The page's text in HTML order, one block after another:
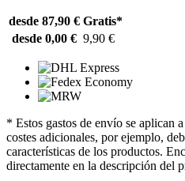
desde 87,90 € Gratis*
desde 0,00 € 9,90 €
* Estos gastos de envío se aplican
costes adicionales, por ejemplo,
características de los productos.
directamente en la descripción del